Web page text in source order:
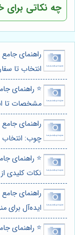
چه نکاتی برای
راهنمای
انتخاب تا
⭐️ راهنمای
مشخصات تا
راهنمای
چوب: انتخاب
⭐️ راهنمای
نکات کلیدی
راهنمای
ایده‌آل برای
⭐️ راهنمای